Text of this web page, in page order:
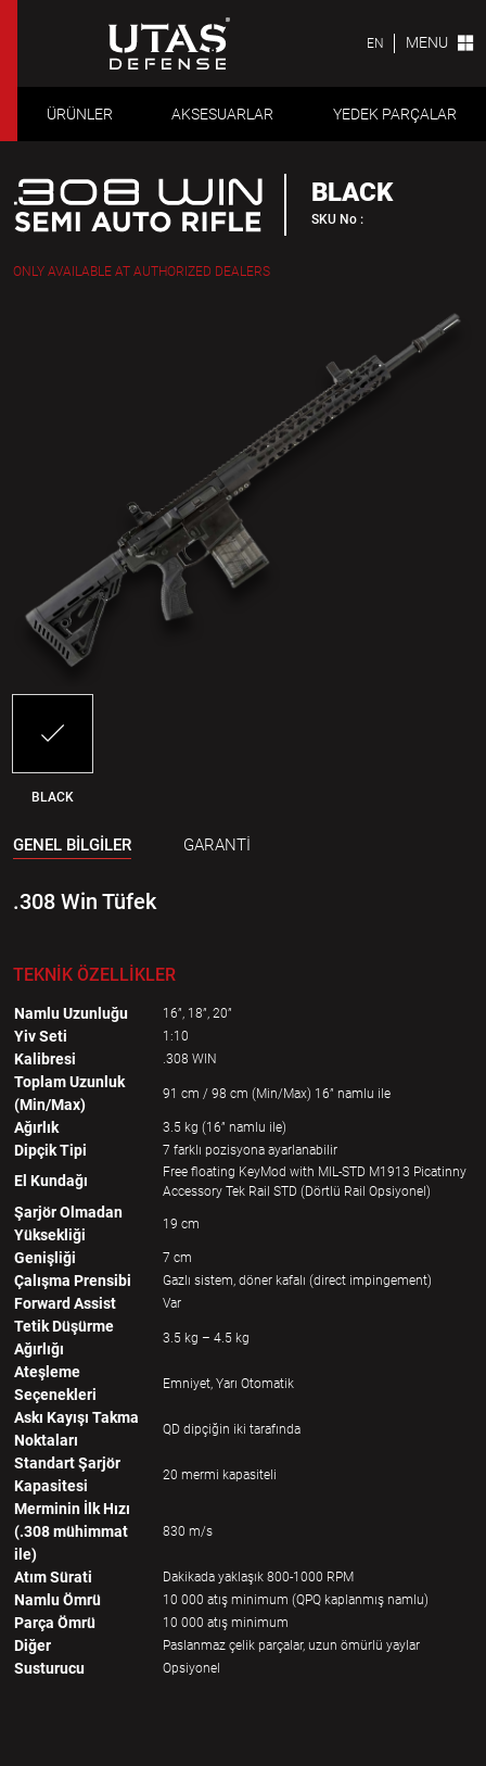
EN MENU
ÜRÜNLER AKSESUARLAR YEDEK PARÇALAR
BLACK
SKU No :
ONLY AVAILABLE AT AUTHORIZED DEALERS
BLACK
GENEL BİLGİLER GARANTİ
.308 Win Tüfek
TEKNİK ÖZELLİKLER
Namlu Uzunluğu 16”, 18”, 20”
Yiv Seti 1:10
Kalibresi .308 WIN
Toplam Uzunluk
(Min/Max)
91 cm / 98 cm (Min/Max) 16” namlu ile
Ağırlık 3.5 kg (16” namlu ile)
Dipçik Tipi 7 farklı pozisyona ayarlanabilir
El Kundağı
Free floating KeyMod with MIL-STD M1913 Picatinny
Accessory Tek Rail STD (Dörtlü Rail Opsiyonel)
Şarjör Olmadan
Yüksekliği
19 cm
Genişliği 7 cm
Çalışma Prensibi Gazlı sistem, döner kafalı (direct impingement)
Forward Assist Var
Tetik Düşürme
Ağırlığı
3.5 kg – 4.5 kg
Ateşleme
Seçenekleri
Emniyet, Yarı Otomatik
Askı Kayışı Takma
Noktaları
QD dipçiğin iki tarafında
Standart Şarjör
Kapasitesi
20 mermi kapasiteli
Merminin İlk Hızı
(.308 mühimmat
ile)
830 m/s
Atım Sürati Dakikada yaklaşık 800-1000 RPM
Namlu Ömrü 10 000 atış minimum (QPQ kaplanmış namlu)
Parça Ömrü 10 000 atış minimum
Diğer Paslanmaz çelik parçalar, uzun ömürlü yaylar
Susturucu Opsiyonel